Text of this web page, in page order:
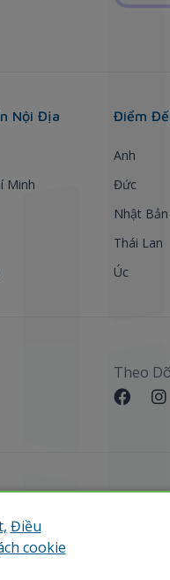
Nội Địa
Minh
Điểm
Anh
Đức
Nhật Bản
Thái Lan
Úc
Theo
Điều
cookie